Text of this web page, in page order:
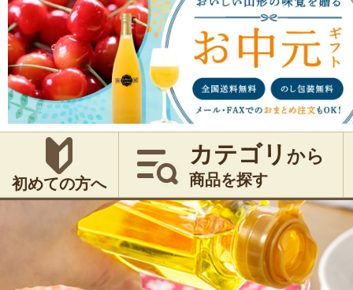
初めての方へ
カテゴリ から
商品を探す